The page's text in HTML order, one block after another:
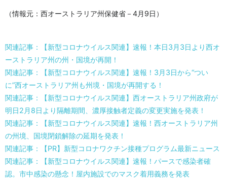
（情報元：西オーストラリア州保健省－4月9日）
関連記事：【新型コロナウイルス関連】速報！本日3月3日より西オ
ーストラリア州の州・国境が再開！
関連記事：【新型コロナウイルス関連】速報！3月3日から“つい
に”西オーストラリア州も州境・国境が再開する！
関連記事：【新型コロナウイルス関連】西オーストラリア州政府が
明日2月8日より隔離期間、濃厚接触者定義の変更実施を発表！
関連記事：【新型コロナウイルス関連】速報！西オーストラリア州
の州境、国境閉鎖解除の延期を発表！
関連記事：【PR】新型コロナワクチン接種プログラム最新ニュース
関連記事：【新型コロナウイルス関連】速報！パースで感染者確
認。市中感染の懸念！屋内施設でのマスク着用義務を発表